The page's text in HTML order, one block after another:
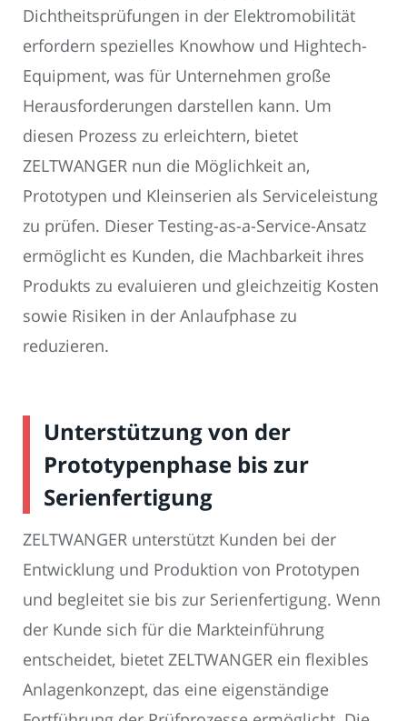
Dichtheitsprüfungen in der Elektromobilität
erfordern spezielles Knowhow und Hightech-
Equipment, was für Unternehmen große
Herausforderungen darstellen kann. Um
diesen Prozess zu erleichtern, bietet
ZELTWANGER nun die Möglichkeit an,
Prototypen und Kleinserien als Serviceleistung
zu prüfen. Dieser Testing-as-a-Service-Ansatz
ermöglicht es Kunden, die Machbarkeit ihres
Produkts zu evaluieren und gleichzeitig Kosten
sowie Risiken in der Anlaufphase zu
reduzieren.
Unterstützung von der
Prototypenphase bis zur
Serienfertigung
ZELTWANGER unterstützt Kunden bei der
Entwicklung und Produktion von Prototypen
und begleitet sie bis zur Serienfertigung. Wenn
der Kunde sich für die Markteinführung
entscheidet, bietet ZELTWANGER ein flexibles
Anlagenkonzept, das eine eigenständige